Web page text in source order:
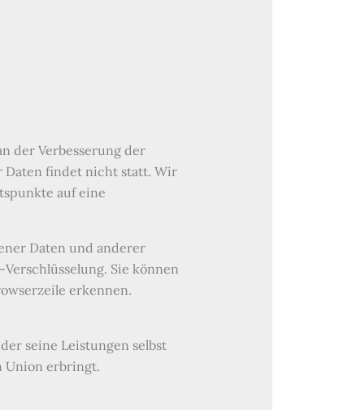
der Verbesserung der
Daten findet nicht statt. Wir
auf eine
Daten und anderer
Sie können
erkennen.
seine Leistungen selbst
Union erbringt.